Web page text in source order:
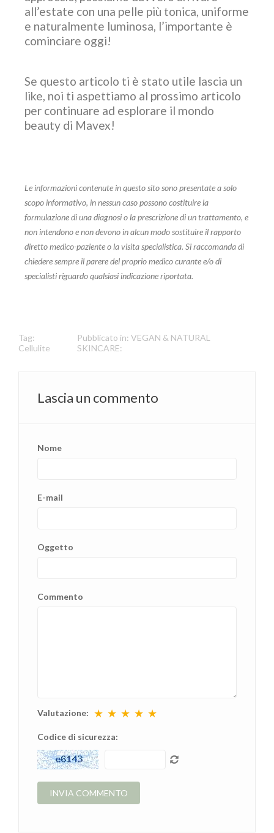
all’estate con una pelle più tonica, uniforme
e naturalmente luminosa, l’importante è
cominciare oggi!
Se questo articolo ti è stato utile lascia un
like, noi ti aspettiamo al prossimo articolo
per continuare ad esplorare il mondo
beauty di Mavex!
Le informazioni contenute in questo sito sono presentate a solo
scopo informativo, in nessun caso possono costituire la
formulazione di una diagnosi o la prescrizione di un trattamento, e
non intendono e non devono in alcun modo sostituire il rapporto
diretto medico-paziente o la visita specialistica. Si raccomanda di
chiedere sempre il parere del proprio medico curante e/o di
specialisti riguardo qualsiasi indicazione riportata.
Tag:
Cellulite
Pubblicato in:VEGAN & NATURAL
SKINCARE:
Lascia un commento
Nome
E-mail
Oggetto
Commento
Valutazione: ★ ★ ★ ★ ★
Codice di sicurezza: